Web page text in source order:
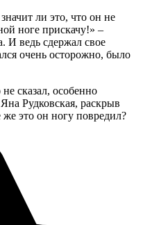
ли это, что он не
ноге прискачу!» –
И ведь сдержал свое
очень осторожно, было
сказал, особенно
Рудковская, раскрыв
это он ногу повредил?